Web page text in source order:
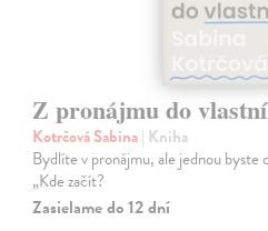
Z pronájmu do
Kotrčová Sabina| Kniha
Bydlíte v pronájmu, ale jednou byste
„Kde začít?
Zasielame do 12 dní